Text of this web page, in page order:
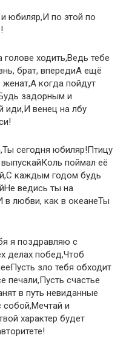
юбиляр,И по этой по
ходить,Ведь тебе
брат, впередиА ещё
когда пойдут
задорным и
иди,И венец на лбу
сегодня юбиляр!Птицу
поймал её
каждым годом будь
ведись ты на
любви, как в океанеТы
я поздравляю с
делах побед,Чтоб
зло тебя обходит
печали,Пусть счастье
в путь невиданные
собой,Мечтай и
характер будет